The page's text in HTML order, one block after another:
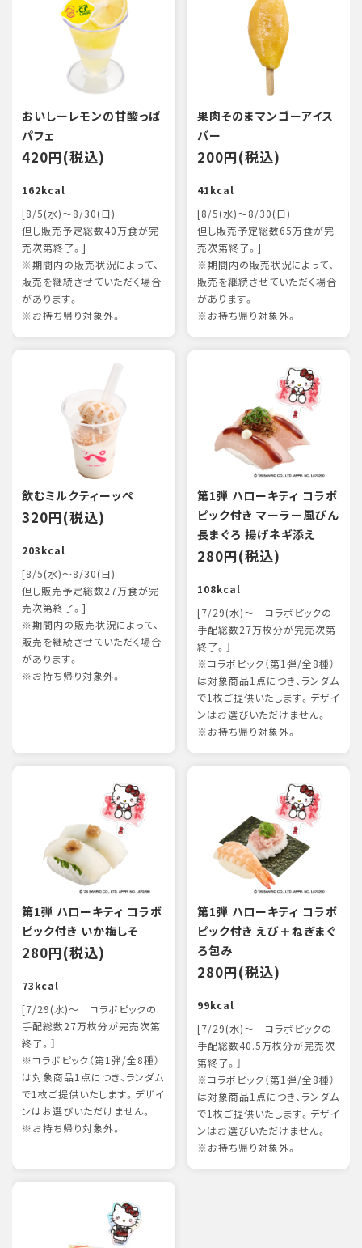
おいしーレモンの甘酸っぱ
パフェ
420円(税込)
162kcal
[8/5(水)～8/30(日)
但し販売予定総数40万食が完
売次第終了。]
※期間内の販売状況によって、
販売を継続させていただく場合
があります。
※お持ち帰り対象外。
果肉そのまマンゴーアイス
バー
200円(税込)
41kcal
[8/5(水)～8/30(日)
但し販売予定総数65万食が完
売次第終了。]
※期間内の販売状況によって、
販売を継続させていただく場合
があります。
※お持ち帰り対象外。
飲むミルクティーッペ
320円(税込)
203kcal
[8/5(水)～8/30(日)
但し販売予定総数27万食が完
売次第終了。]
※期間内の販売状況によって、
販売を継続させていただく場合
があります。
※お持ち帰り対象外。
第1弾 ハローキティ コラボ
ピック付き マーラー風びん
長まぐろ 揚げネギ添え
280円(税込)
108kcal
[7/29(水)～ コラボピックの
手配総数27万枚分が完売次第
終了。］
※コラボピック（第1弾/全8種）
は対象商品1点につき、ランダム
で1枚ご提供いたします。デザイ
ンはお選びいただけません。
※お持ち帰り対象外。
第1弾 ハローキティ コラボ
ピック付き いか梅しそ
280円(税込)
73kcal
[7/29(水)～ コラボピックの
手配総数27万枚分が完売次第
終了。］
※コラボピック（第1弾/全8種）
は対象商品1点につき、ランダム
で1枚ご提供いたします。デザイ
ンはお選びいただけません。
※お持ち帰り対象外。
第1弾 ハローキティ コラボ
ピック付き えび＋ねぎまぐ
ろ包み
280円(税込)
99kcal
[7/29(水)～ コラボピックの
手配総数40.5万枚分が完売次
第終了。］
※コラボピック（第1弾/全8種）
は対象商品1点につき、ランダム
で1枚ご提供いたします。デザイ
ンはお選びいただけません。
※お持ち帰り対象外。